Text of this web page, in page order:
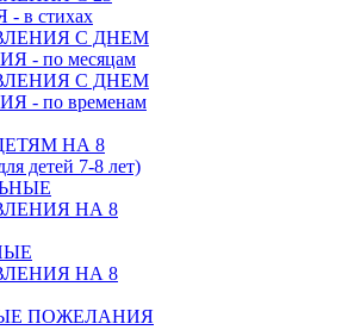
в стихах
С ДНЕМ
- по месяцам
С ДНЕМ
- по временам
НА 8
детей 7-8 лет)
НА 8
НА 8
ПОЖЕЛАНИЯ